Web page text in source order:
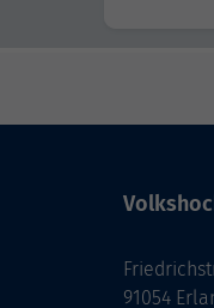
91054